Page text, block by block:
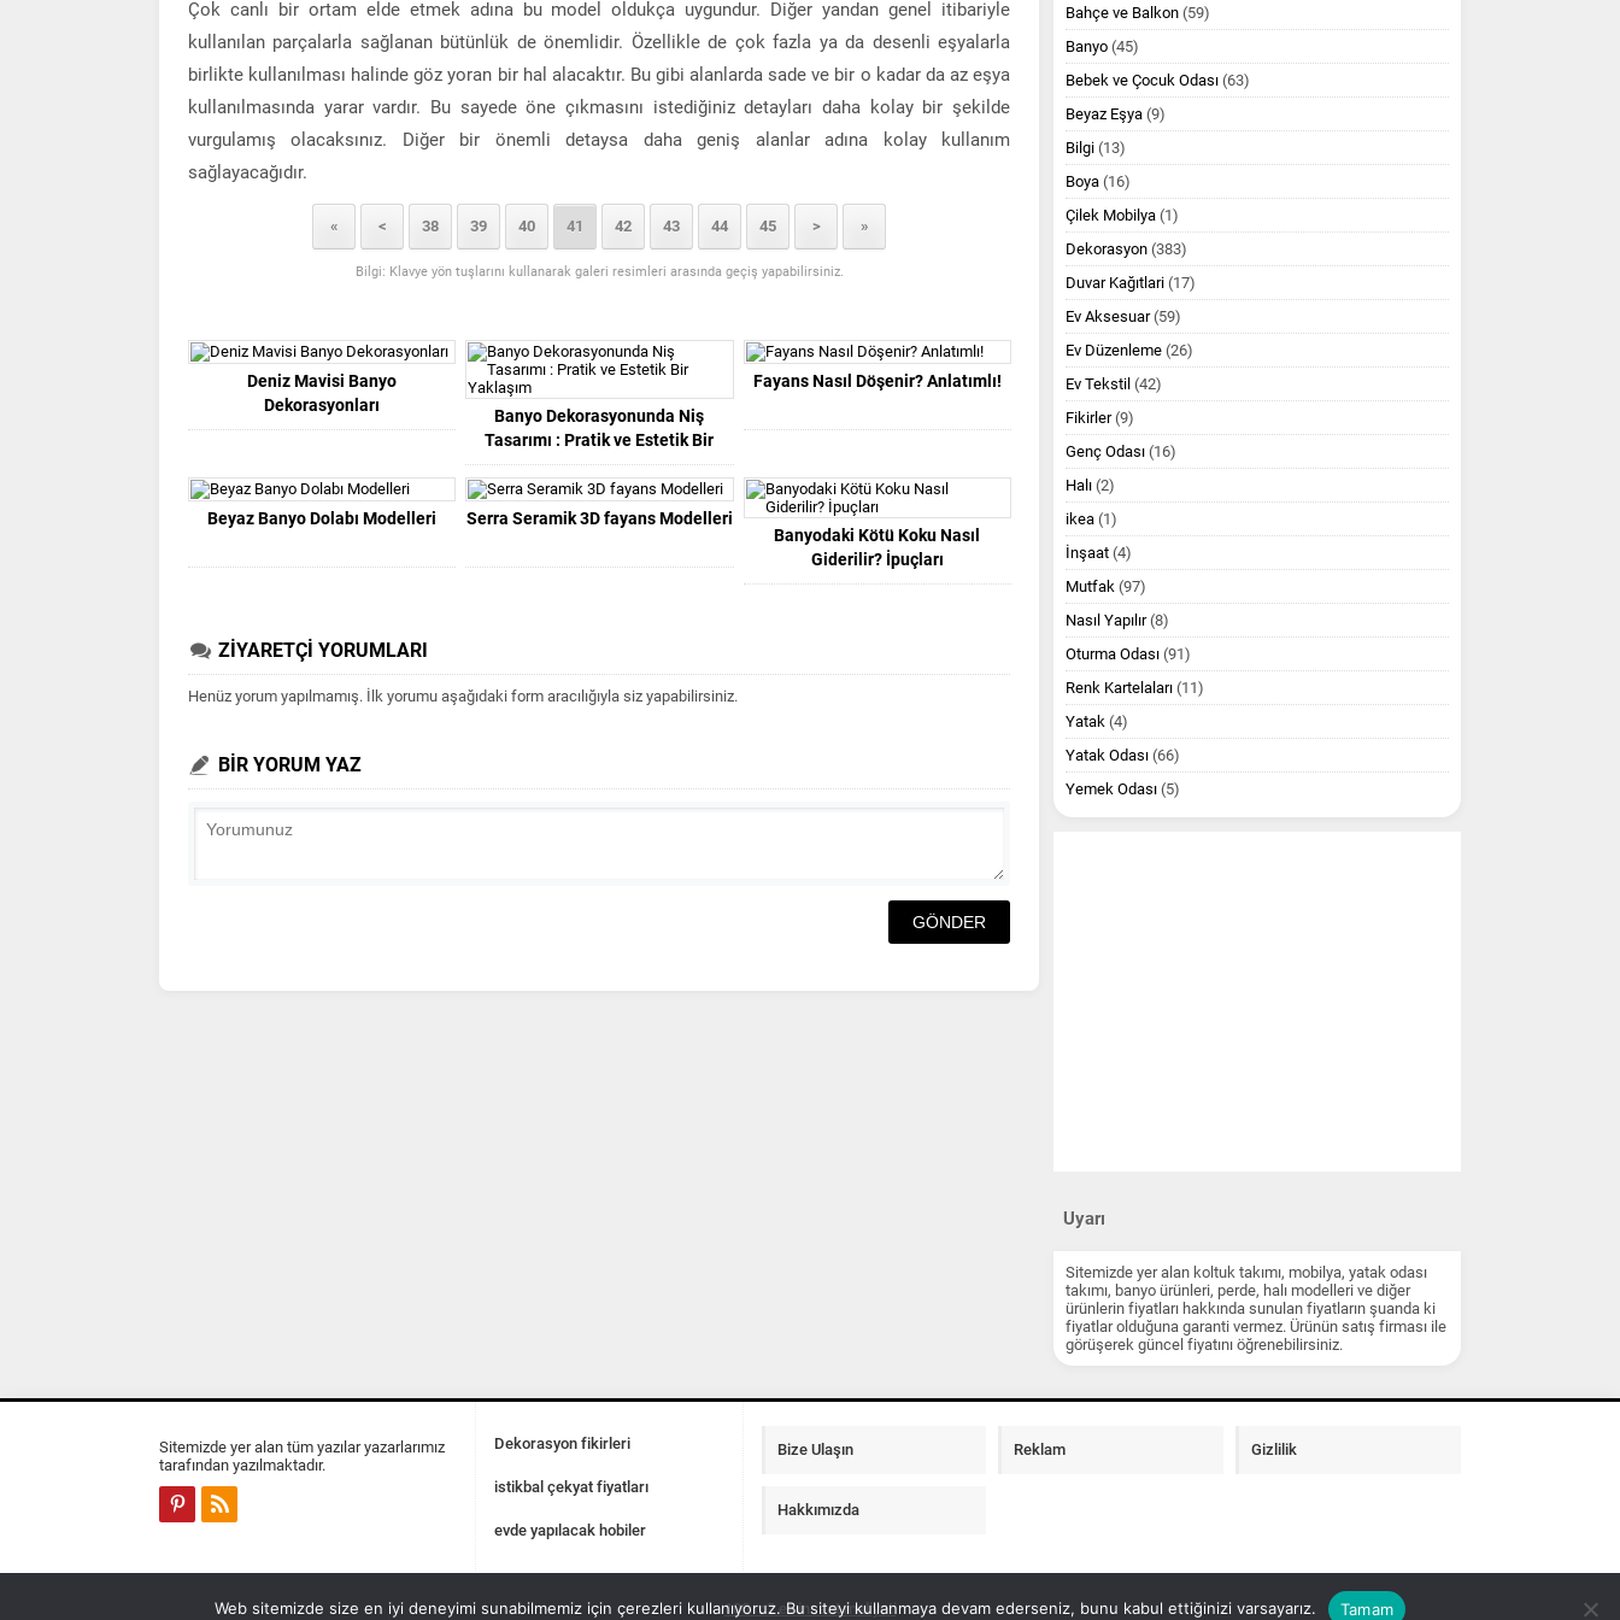
Çok canlı bir ortam elde etmek adına bu model oldukça uygundur. Diğer yandan genel itibariyle
kullanılan parçalarla sağlanan bütünlük de önemlidir. Özellikle de çok fazla ya da desenli eşyalarla
birlikte kullanılması halinde göz yoran bir hal alacaktır. Bu gibi alanlarda sade ve bir o kadar da az eşya
kullanılmasında yarar vardır. Bu sayede öne çıkmasını istediğiniz detayları daha kolay bir şekilde
vurgulamış olacaksınız. Diğer bir önemli detaysa daha geniş alanlar adına kolay kullanım
sağlayacağıdır.
« < 38 39 40 41 42 43 44 45 > »
Bilgi: Klavye yön tuşlarını kullanarak galeri resimleri arasında geçiş yapabilirsiniz.
Deniz Mavisi Banyo
Dekorasyonları
Banyo Dekorasyonunda Niş
Tasarımı : Pratik ve Estetik Bir
Yaklaşım
Fayans Nasıl Döşenir? Anlatımlı!
Beyaz Banyo Dolabı Modelleri
Serra Seramik 3D fayans Modelleri
Banyodaki Kötü Koku Nasıl
Giderilir? İpuçları
ZİYARETÇİ YORUMLARI
Henüz yorum yapılmamış. İlk yorumu aşağıdaki form aracılığıyla siz yapabilirsiniz.
BİR YORUM YAZ
Bahçe ve Balkon (59)
Banyo (45)
Bebek ve Çocuk Odası (63)
Beyaz Eşya (9)
Bilgi (13)
Boya (16)
Çilek Mobilya (1)
Dekorasyon (383)
Duvar Kağıtlari (17)
Ev Aksesuar(59)
Ev Düzenleme (26)
Ev Tekstil (42)
Fikirler(9)
Genç Odası (16)
Halı (2)
ikea (1)
İnşaat (4)
Mutfak (97)
Nasıl Yapılır(8)
Oturma Odası (91)
Renk Kartelaları (11)
Yatak (4)
Yatak Odası (66)
Yemek Odası (5)
Uyarı
Sitemizde yer alan koltuk takımı, mobilya, yatak odası
takımı, banyo ürünleri, perde, halı modelleri ve diğer
ürünlerin fiyatları hakkında sunulan fiyatların şuanda ki
fiyatlar olduğuna garanti vermez. Ürünün satış firması ile
görüşerek güncel fiyatını öğrenebilirsiniz.
Sitemizde yer alan tüm yazılar yazarlarımız
tarafından yazılmaktadır.
Dekorasyon fikirleri
istikbal çekyat fiyatları
evde yapılacak hobiler
Bize Ulaşın Reklam Gizlilik
Hakkımızda
100 m2 ev insaat maliyeti
Web sitemizde size en iyi deneyimi sunabilmemiz için çerezleri kullanıyoruz. Bu siteyi kullanmaya devam ederseniz, bunu kabul ettiğinizi varsayarız. Tamam